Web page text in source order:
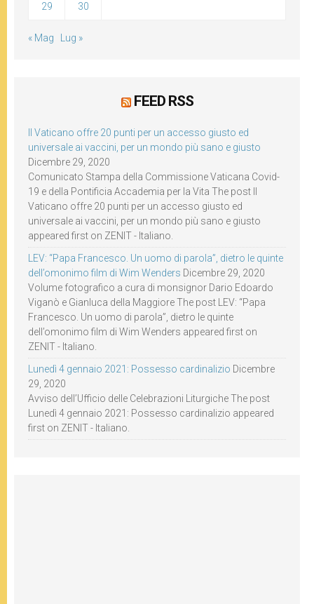
29 30
« Mag Lug »
FEED RSS
Il Vaticano offre 20 punti per un accesso giusto ed
universale ai vaccini, per un mondo più sano e giusto
Dicembre 29, 2020
Comunicato Stampa della Commissione Vaticana Covid-
19 e della Pontificia Accademia per la Vita The post Il
Vaticano offre 20 punti per un accesso giusto ed
universale ai vaccini, per un mondo più sano e giusto
appeared first on ZENIT - Italiano.
LEV: “Papa Francesco. Un uomo di parola”, dietro le quinte
dell’omonimo film di Wim Wenders Dicembre 29, 2020
Volume fotografico a cura di monsignor Dario Edoardo
Viganò e Gianluca della Maggiore The post LEV: “Papa
Francesco. Un uomo di parola”, dietro le quinte
dell’omonimo film di Wim Wenders appeared first on
ZENIT - Italiano.
Lunedì 4 gennaio 2021: Possesso cardinalizio Dicembre
29, 2020
Avviso dell’Ufficio delle Celebrazioni Liturgiche The post
Lunedì 4 gennaio 2021: Possesso cardinalizio appeared
first on ZENIT - Italiano.